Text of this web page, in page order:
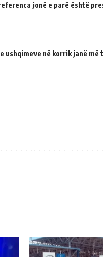
jonë e parë është
ushqimeve në korrik janë